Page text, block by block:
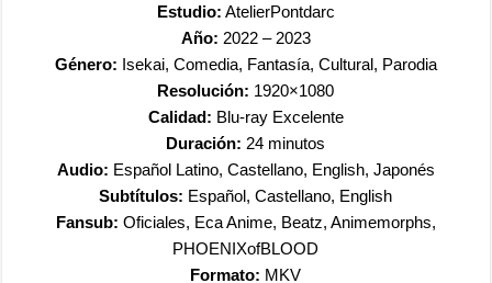
Estudio: AtelierPontdarc
Año: 2022 – 2023
Género: Isekai, Comedia, Fantasía, Cultural, Parodia
Resolución: 1920×1080
Calidad: Blu-ray Excelente
Duración: 24 minutos
Audio: Español Latino, Castellano, English, Japonés
Subtítulos: Español, Castellano, English
Fansub: Oficiales, Eca Anime, Beatz, Animemorphs,
PHOENIXofBLOOD
Formato: MKV